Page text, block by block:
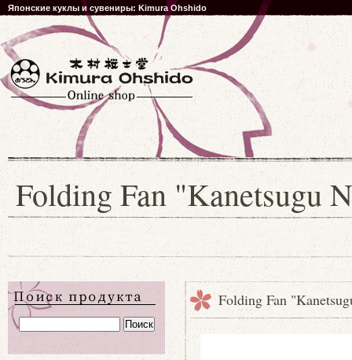
Японские куклы и сувениры: Kimura Ohshido
Folding Fan "Kanetsugu
Folding Fan